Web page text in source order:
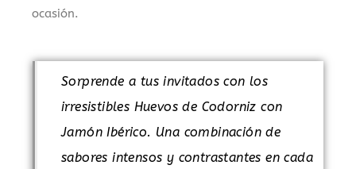
ocasión.
Sorprende a tus invitados con los
irresistibles Huevos de Codorniz con
Jamón Ibérico. Una combinación de
sabores intensos y contrastantes en cada